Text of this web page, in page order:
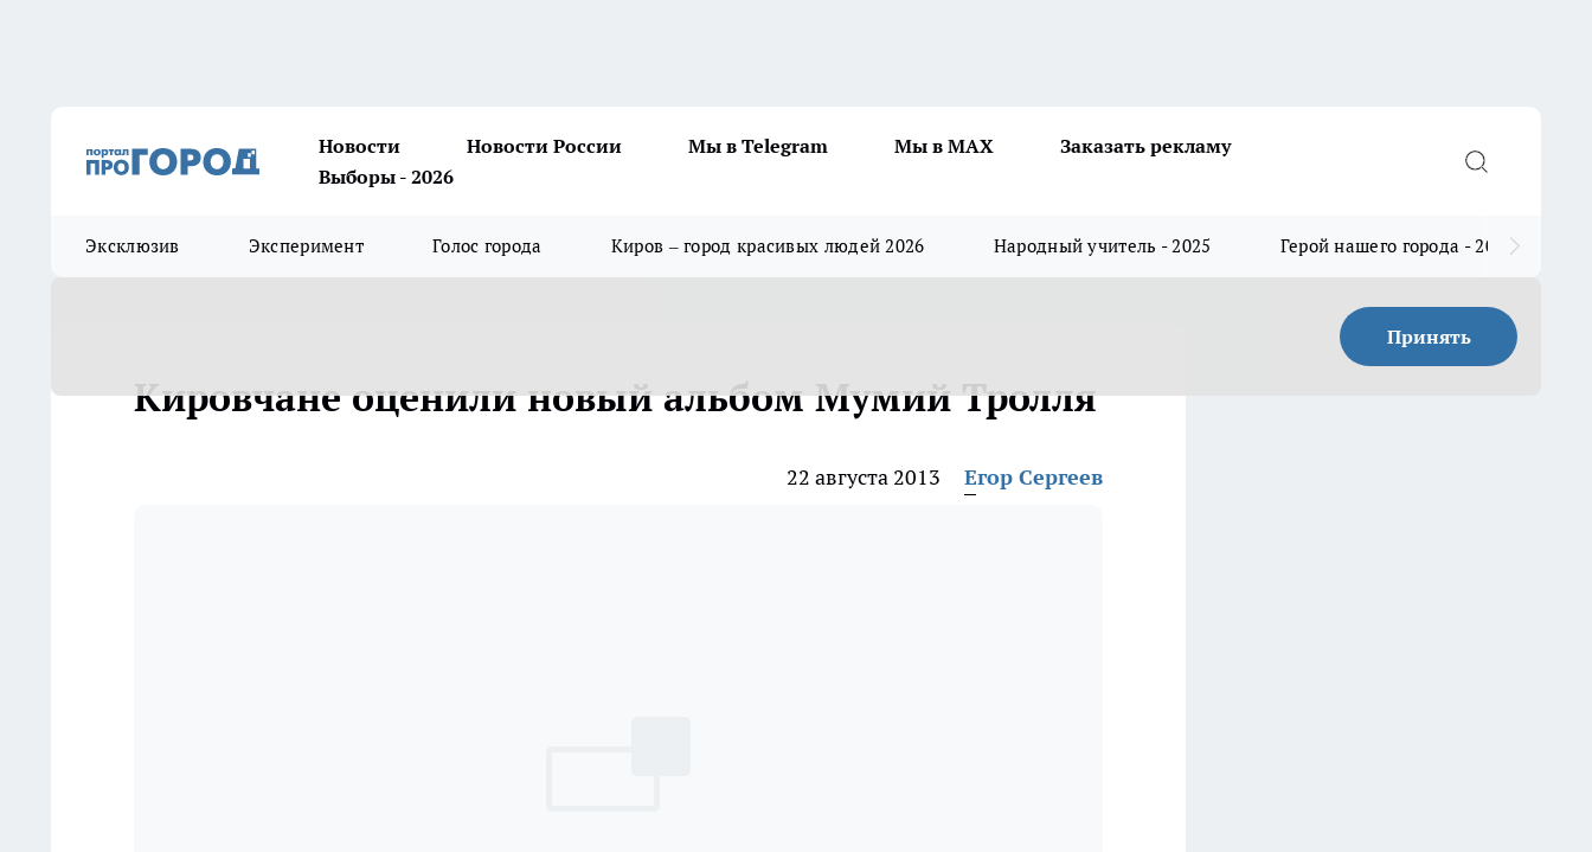
Новости Новости России Мы в Telegram Мы в MAX
Заказать рекламу
Выборы - 2026
Эксклюзив Эксперимент Голос города Киров – город красивых людей 2026 Народный учитель - 2025 Герой нашего города - 2025
Принять
Кировчане оценили новый альбом Мумий Тролля
22 августа 2013 Егор Сергеев